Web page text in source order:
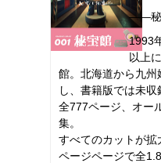
――秘
1993
以上
館。北海道から九
し、書籍版では未
全777ページ、オー
集。
すべてのカットが
ページページで全